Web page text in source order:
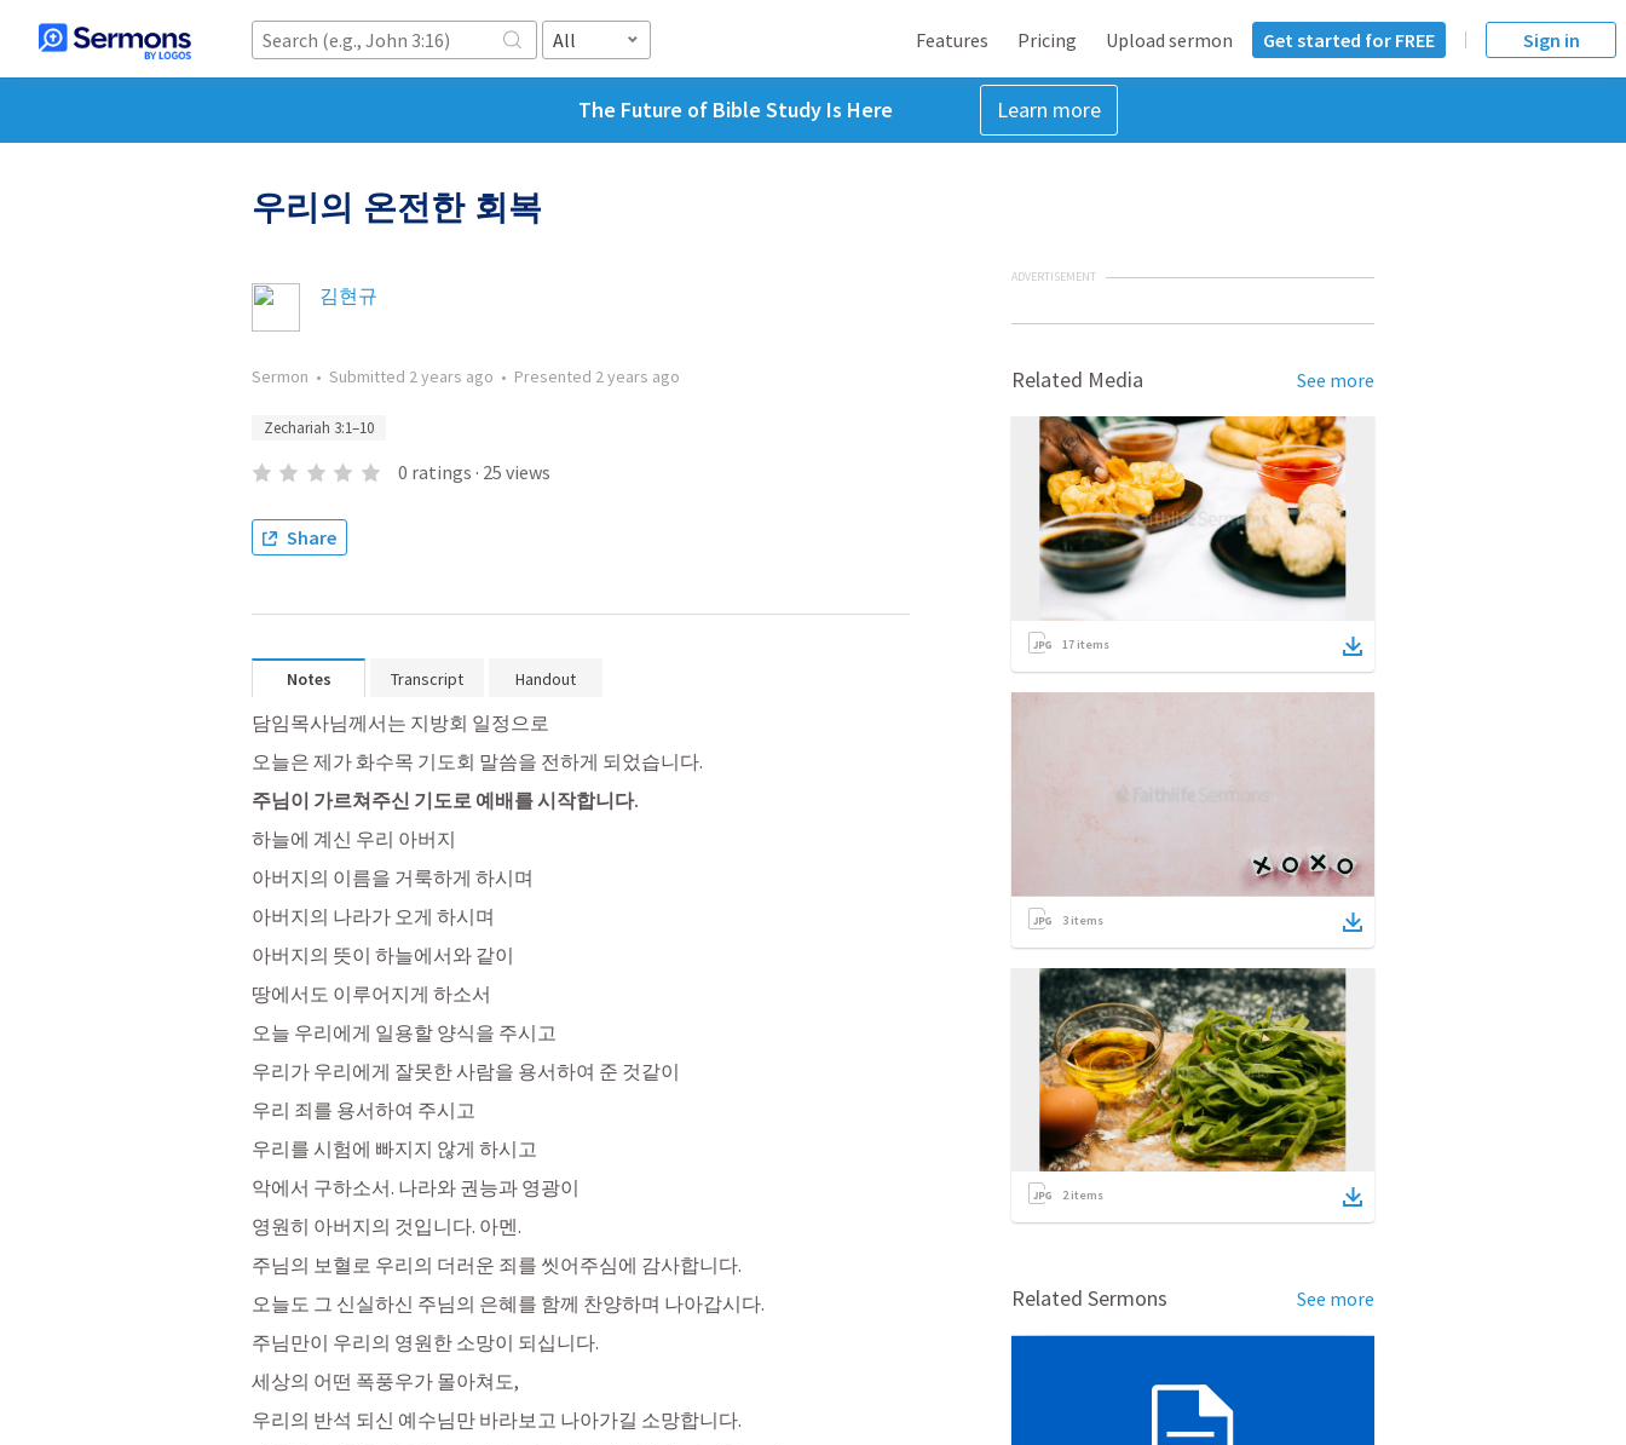
All Features Pricing Upload sermon Get started for FREE Sign in
The Future of Bible Study Is Here Learn more
우리의 온전한 회복
김현규
Sermon • Submitted 2 years ago • Presented 2 years ago
Zechariah 3:1–10
0 ratings · 25 views
Share
Notes Transcript Handout
오늘은 제가 화수목 기도회 말씀을 전하게 되었습니다.
주님이 가르쳐주신 기도로 예배를 시작합니다.
하늘에 계신 우리 아버지
아버지의 이름을 거룩하게 하시며
아버지의 나라가 오게 하시며
아버지의 뜻이 하늘에서와 같이
땅에서도 이루어지게 하소서
오늘 우리에게 일용할 양식을 주시고
우리가 우리에게 잘못한 사람을 용서하여 준 것같이
우리 죄를 용서하여 주시고
우리를 시험에 빠지지 않게 하시고
악에서 구하소서. 나라와 권능과 영광이
영원히 아버지의 것입니다. 아멘.
주님의 보혈로 우리의 더러운 죄를 씻어주심에 감사합니다.
오늘도 그 신실하신 주님의 은혜를 함께 찬양하며 나아갑시다.
주님만이 우리의 영원한 소망이 되십니다.
세상의 어떤 폭풍우가 몰아쳐도,
우리의 반석 되신 예수님만 바라보고 나아가길 소망합니다.
ADVERTISEMENT
Related Media See more
17 items
3 items
2items
Related Sermons See more